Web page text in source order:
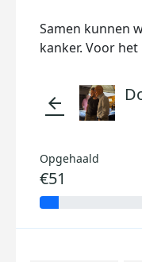
Samen kunnen
kanker. Voor het
arrow_back
Opgehaald
€51